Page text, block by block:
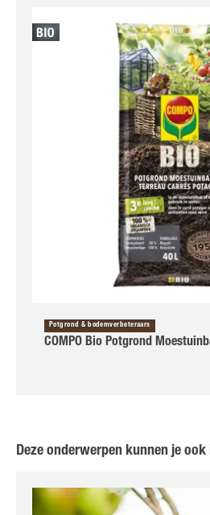
Potgrond & bodemverbeteraars
COMPO Bio Potgrond
Deze onderwerpen kunnen je ook